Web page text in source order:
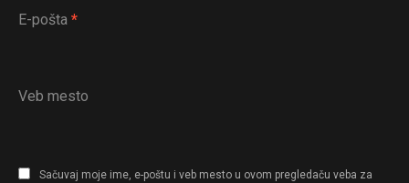
E-pošta *
Veb mesto
Sačuvaj moje ime, e-poštu i veb mesto u ovom pregledaču veba za